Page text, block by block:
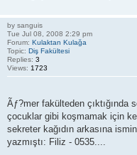
by sanguis
Tue Jul 08, 2008 2:29 pm
Forum: Kulaktan Kulağa
Topic: Diş Fakültesi
Replies: 3
Views: 1723
Ãƒ?mer fakülteden
çocuklar gibi koşmamak için
sekreter kağıdın arkasına
yazmıştı: Filiz - 0535....